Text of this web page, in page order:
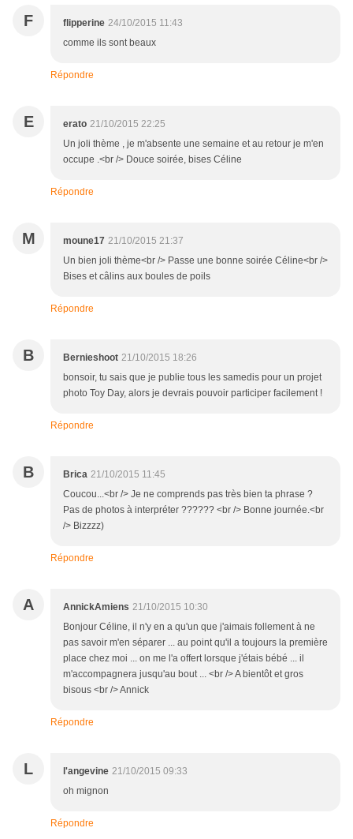
F flipperine 24/10/2015 11:43
comme ils sont beaux
Répondre
E erato 21/10/2015 22:25
Un joli thème , je m'absente une semaine et au retour je m'en
occupe .<br /> Douce soirée, bises Céline
Répondre
M moune17 21/10/2015 21:37
Un bien joli thème<br /> Passe une bonne soirée Céline<br />
Bises et câlins aux boules de poils
Répondre
B Bernieshoot 21/10/2015 18:26
bonsoir, tu sais que je publie tous les samedis pour un projet
photo Toy Day, alors je devrais pouvoir participer facilement !
Répondre
B Brica 21/10/2015 11:45
Coucou...<br /> Je ne comprends pas très bien ta phrase ?
Pas de photos à interpréter ?????? <br /> Bonne journée.<br
/> Bizzzz)
Répondre
A AnnickAmiens 21/10/2015 10:30
Bonjour Céline, il n'y en a qu'un que j'aimais follement à ne
pas savoir m'en séparer ... au point qu'il a toujours la première
place chez moi ... on me l'a offert lorsque j'étais bébé ... il
m'accompagnera jusqu'au bout ... <br /> A bientôt et gros
bisous <br /> Annick
Répondre
L l'angevine 21/10/2015 09:33
oh mignon
Répondre